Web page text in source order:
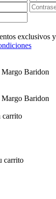
exclusivos
carrito
carrito